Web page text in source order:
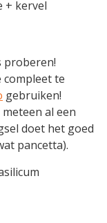
+ kervel
proberen!
te
gebruiken!
al een
doet het goed
pancetta).